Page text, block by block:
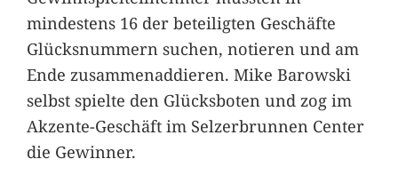
mindestens 16 der beteiligten Geschäfte
Glücksnummern suchen, notieren und am
Ende zusammenaddieren. Mike Barowski
selbst spielte den Glücksboten und zog im
Akzente-Geschäft im Selzerbrunnen Center
die Gewinner.